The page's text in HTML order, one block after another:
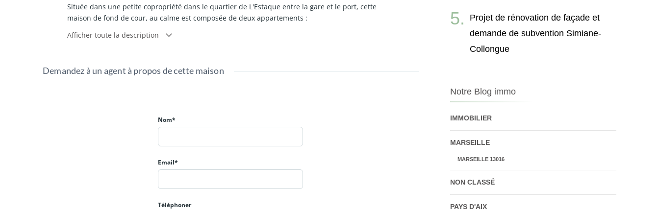
Située dans une petite copropriété dans le quartier de L'Estaque entre la gare et le port, cette
maison de fond de cour, au calme est composée de deux appartements :
palier qui distribue deux chambres et une salle de bain.
Le bien bénéfice de la jouissance, d'une cour (23m²) carrelée situé le sur devant.
Afficher toute la description
Demandez à un agent à propos de cette maison
Nom*
Email*
Téléphoner
Projet de rénovation de façade et
demande de subvention Simiane-
Collongue
Notre Blog immo
IMMOBILIER
MARSEILLE
MARSEILLE 13016
NON CLASSÉ
PAYS D'AIX